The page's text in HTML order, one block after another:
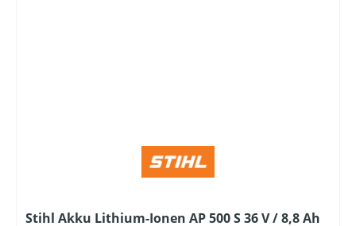
Stihl Akku Lithium-Ionen AP 500 S 36 V / 8,8 Ah